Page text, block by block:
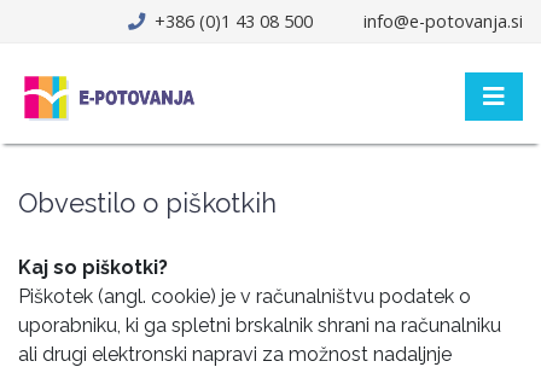
+386 (0)1 43 08 500 info@e-potovanja.si
Obvestilo o piškotkih
Kaj so piškotki?
Piškotek (angl. cookie) je v računalništvu podatek o
uporabniku, ki ga spletni brskalnik shrani na računalniku
ali drugi elektronski napravi za možnost nadaljnje